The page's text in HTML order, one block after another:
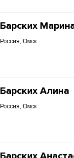
Барских
Россия, Омск
Барских Алина
Россия, Омск